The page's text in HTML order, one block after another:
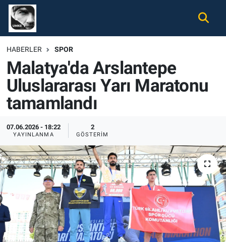
HABERLER SPOR
Malatya'da Arslantepe
Uluslararası Yarı Maratonu
tamamlandı
07.06.2026 - 18:22
YAYINLANMA
2
GÖSTERIM
Gündem
Ekonomi
Spor
Tüm Haberler
İletişim
Künye
Nöbetçi Eczaneler
Hava Durumu
Namaz Vakitleri
Süper Lig Puan Durumu ve Fikstür
Tüm Manşetler
Son Dakika Haberleri
Haber Arşivi